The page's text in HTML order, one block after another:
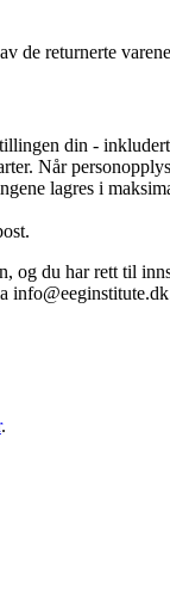
de returnerte
din -
Når
lagres i
og du har rett til
.